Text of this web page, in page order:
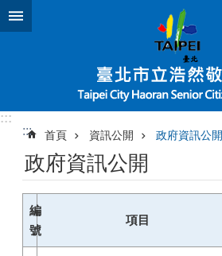
跳到主要內容區塊
:::
:::
首頁 資訊公開 政府資訊公開
政府資訊公開
編
號
項目